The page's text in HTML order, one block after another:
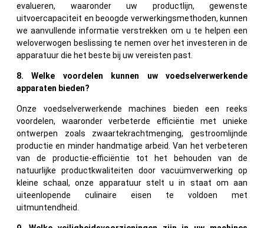
evalueren, waaronder uw productlijn, gewenste
uitvoercapaciteit en beoogde verwerkingsmethoden, kunnen
we aanvullende informatie verstrekken om u te helpen een
weloverwogen beslissing te nemen over het investeren in de
apparatuur die het beste bij uw vereisten past.
8. Welke voordelen kunnen uw voedselverwerkende
apparaten bieden?
Onze voedselverwerkende machines bieden een reeks
voordelen, waaronder verbeterde efficiëntie met unieke
ontwerpen zoals zwaartekrachtmenging, gestroomlijnde
productie en minder handmatige arbeid. Van het verbeteren
van de productie-efficiëntie tot het behouden van de
natuurlijke productkwaliteiten door vacuümverwerking op
kleine schaal, onze apparatuur stelt u in staat om aan
uiteenlopende culinaire eisen te voldoen met
uitmuntendheid.